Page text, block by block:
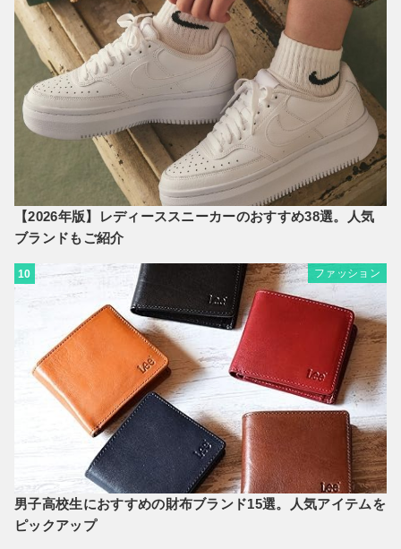
【2026年版】レディーススニーカーのおすすめ38選。人気
ブランドもご紹介
10 ファッション
男子高校生におすすめの財布ブランド15選。人気アイテムを
ピックアップ